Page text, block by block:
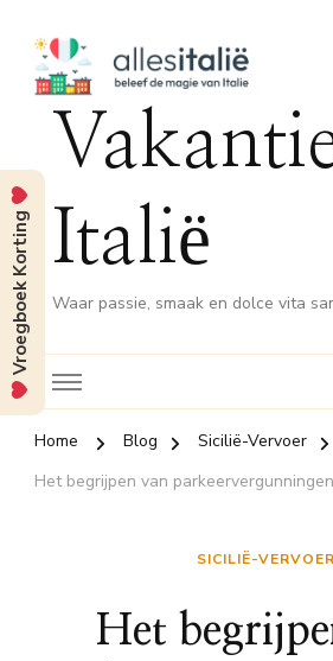
Italië
Waar passie, smaak en dolce vita
Home Blog
Sicilië-Vervoer
Het begrijpen van
SICILIË-VERVOER
Het
Vroegboek Korting